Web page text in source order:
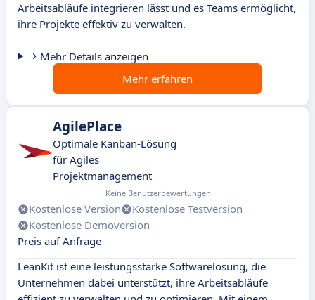
Arbeitsabläufe integrieren lässt und es Teams ermöglicht,
ihre Projekte effektiv zu verwalten.
Mehr Details anzeigen
Mehr erfahren
AgilePlace
Optimale Kanban-Lösung
für Agiles
Projektmanagement
Keine Benutzerbewertungen
Kostenlose Version
Kostenlose Testversion
Kostenlose Demoversion
Preis auf Anfrage
LeanKit ist eine leistungsstarke Softwarelösung, die
Unternehmen dabei unterstützt, ihre Arbeitsabläufe